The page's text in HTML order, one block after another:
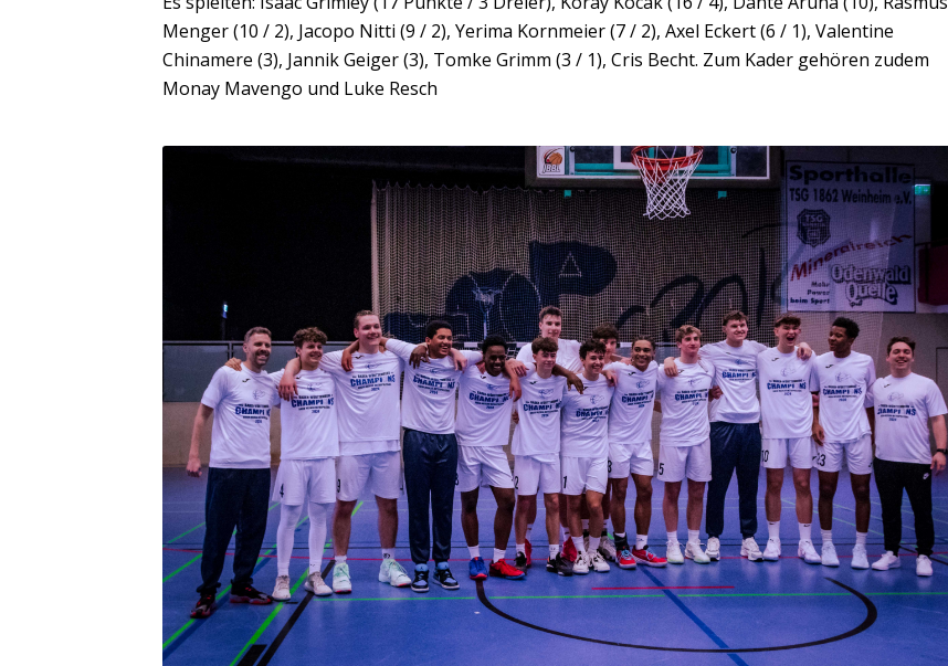
Menger (10 / 2), Jacopo Nitti (9 / 2), Yerima Kornmeier (7 / 2), Axel Eckert (6 / 1), Valentine
Chinamere (3), Jannik Geiger (3), Tomke Grimm (3 / 1), Cris Becht. Zum Kader gehören zudem
Monay Mavengo und Luke Resch